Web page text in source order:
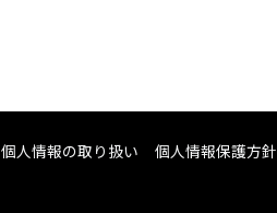
個人情報の取り扱い 個人情報保護方針